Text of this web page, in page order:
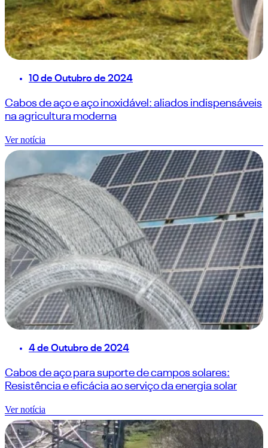
10 de Outubro de 2024
Cabos de aço e aço inoxidável: aliados indispensáveis
na agricultura moderna
Ver notícia
4 de Outubro de 2024
Cabos de aço para suporte de campos solares:
Resistência e eficácia ao serviço da energia solar
Ver notícia